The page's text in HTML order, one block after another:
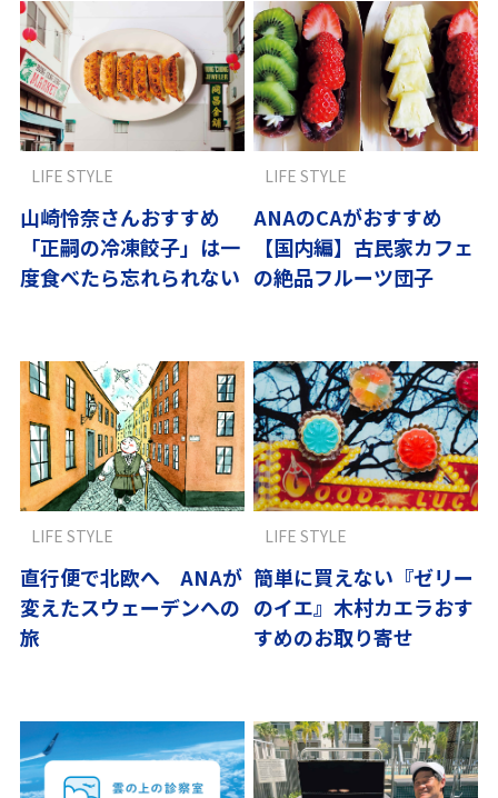
山崎怜奈さんおすすめ
「正嗣の冷凍餃子」は一
度食べたら忘れられない
LIFE STYLE
ANAのCAがおすすめ
【国内編】古民家カフェ
の絶品フルーツ団子
LIFE STYLE
直行便で北欧へ ANAが
変えたスウェーデンへの
旅
LIFE STYLE
簡単に買えない『ゼリー
のイエ』木村カエラおす
すめのお取り寄せ
LIFE STYLE